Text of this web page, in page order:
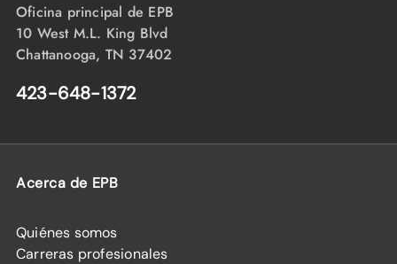
Oficina principal de EPB
10 West M.L. King Blvd
Chattanooga, TN 37402
423-648-1372
Acerca de EPB
Quiénes somos
Carreras profesionales